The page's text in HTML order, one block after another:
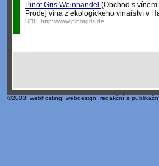
Pinot Gris Weinhandel (Obchod s vínem
Prodej vína z ekologického vinařství v
URL: http://www.pinotgris.de
©2003; webhosting webdesign redakční a